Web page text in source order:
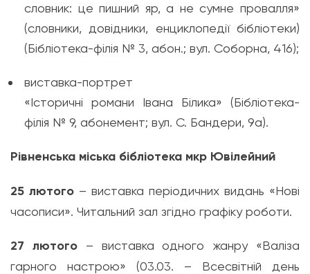
словник: цепишний яр, а не сумне провалля»
(словники, довідники, енциклопедії бібліотеки)
(Бібліотека-філія № 3, абон.; вул. Соборна, 416);
виставка-портрет
«Історичні романи Івана Білика» (Бібліотека-
філія № 9, абонемент; вул. С. Бандери, 9а).
Рівненська міська бібліотека мкр Ювілейний
25 лютого – виставка періодичних видань «Нові
часописи». Читальний зал згідно графіку роботи.
27 лютого– виставка одного жанру «Валіза
гарного настрою» (03.03. – Всесвітній день